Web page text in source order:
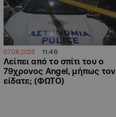
07.08.2026 11:46
Λείπει από το σπίτι του ο
79χρονος Angel, μήπως τον
είδατε; (ΦΩΤΟ)